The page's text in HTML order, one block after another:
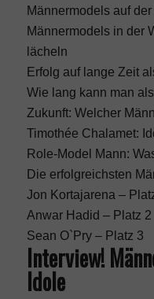
Männermodels auf
Männermodels in der
lächeln
Erfolg auf lange Zeit
Wie lang kann man
Zukunft: Welcher
Timothée Chalamet:
Role-Model Mann:
Die erfolgreichsten
Jon Kortajarena –
Anwar Hadid – Platz 2
Sean O`Pry – Platz 3
Interview!
Idole